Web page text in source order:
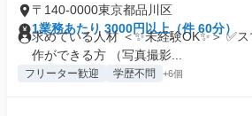
〒140-0000東京都品川区
1業務あたり 3000円以上（件 60分）
求めている人材 ＜✨未経験OK✨＞ ✅
作ができる方 （写真撮影...
フリーター歓迎 学歴不問 +6個